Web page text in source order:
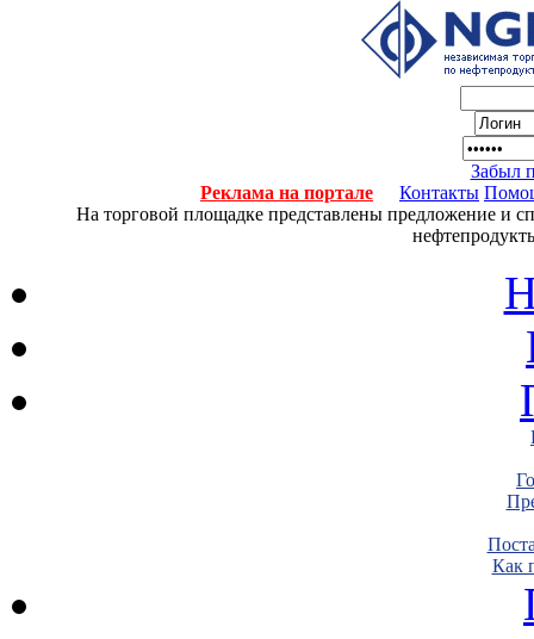
Забыл
Реклама на портале
Контакты
На торговой площадке представлены предложение и
Как